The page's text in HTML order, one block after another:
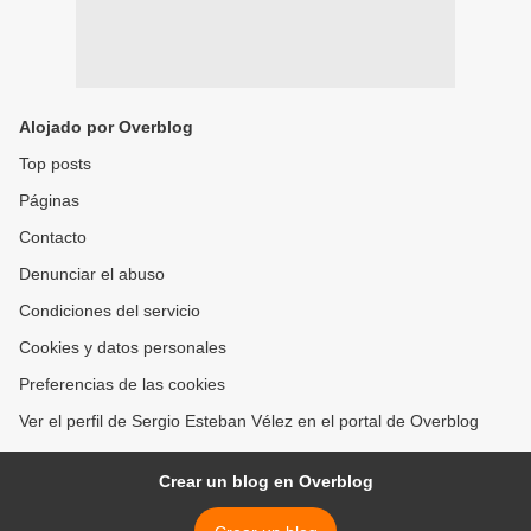
Alojado por Overblog
Top posts
Páginas
Contacto
Denunciar el abuso
Condiciones del servicio
Cookies y datos personales
Preferencias de las cookies
Ver el perfil de Sergio Esteban Vélez en el portal de Overblog
Crear un blog en Overblog